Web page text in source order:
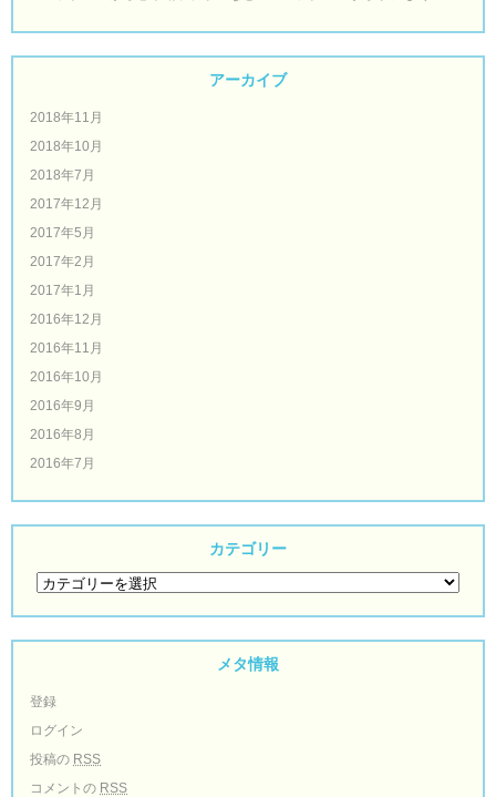
アーカイブ
2018年11月
2018年10月
2018年7月
2017年12月
2017年5月
2017年2月
2017年1月
2016年12月
2016年11月
2016年10月
2016年9月
2016年8月
2016年7月
カテゴリー
メタ情報
登録
ログイン
投稿の RSS
コメントの RSS